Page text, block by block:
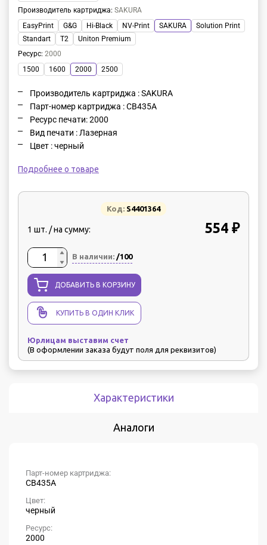
Производитель картриджа: SAKURA
EasyPrint
G&G Hi-Black NV-Print SAKURA
Solution Print
Standart
T2
Uniton Premium
Ресурс: 2000
1500
1600 2000 2500
Производитель картриджа : SAKURA
Парт-номер картриджа : CB435A
Ресурс печати: 2000
Вид печати : Лазерная
Цвет : черный
Подробнее о товаре
Код: S4401364
1 шт. / на сумму: 554 ₽
В наличии: /100
ДОБАВИТЬ В КОРЗИНУ
КУПИТЬ В ОДИН КЛИК
Юрлицам выставим счет
(В оформлении заказа будут поля для реквизитов)
Характеристики
Аналоги
Парт-номер картриджа:
CB435A
Цвет:
черный
Ресурс:
2000